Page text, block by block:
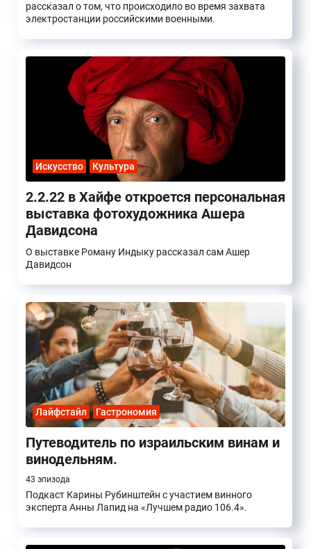
рассказал о том, что происходило во время захвата
электростанции российскими военными.
Искусство Культура
2.2.22 в Хайфе откроется персональная
выставка фотохудожника Ашера
Давидсона
О выставке Роману Индыку рассказал сам Ашер
Давидсон
Лайфстайл Гастрономия
Путеводитель по израильским винам и
винодельням.
43 эпизода
Подкаст Карины Рубинштейн с участием винного
эксперта Анны Лапид на «Лучшем радио 106.4».